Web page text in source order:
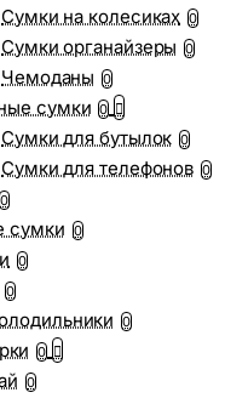
Сумки на колесиках 0
Сумки органайзеры 0
Чемоданы 0
сумки 0
Сумки для бутылок 0
Сумки для телефонов 0
0
сумки 0
0
0
0
0
0